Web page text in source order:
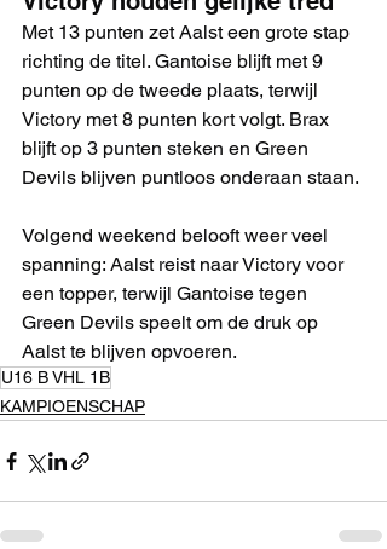
Met 13 punten zet Aalst een grote stap
richting de titel. Gantoise blijft met 9
punten op de tweede plaats, terwijl
Victory met 8 punten kort volgt. Brax
blijft op 3 punten steken en Green
Devils blijven puntloos onderaan staan.
Volgend weekend belooft weer veel
spanning: Aalst reist naar Victory voor
een topper, terwijl Gantoise tegen
Green Devils speelt om de druk op
Aalst te blijven opvoeren.
U16 B VHL 1B
KAMPIOENSCHAP